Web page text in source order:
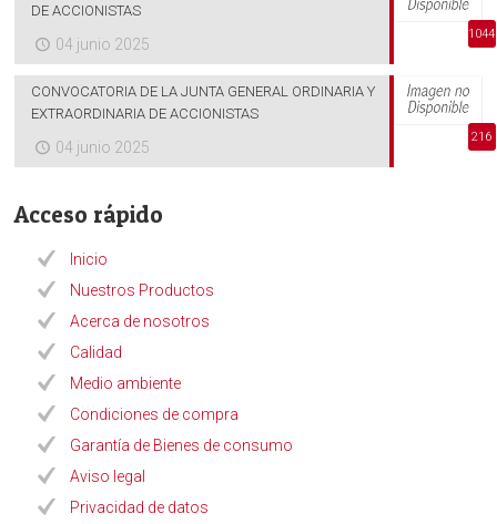
1044
DE ACCIONISTAS
04 junio 2025
216
CONVOCATORIA DE LA JUNTA GENERAL ORDINARIA Y
EXTRAORDINARIA DE ACCIONISTAS
04 junio 2025
Acceso rápido
Inicio
Nuestros Productos
Acerca de nosotros
Calidad
Medio ambiente
Condiciones de compra
Garantía de Bienes de consumo
Aviso legal
Privacidad de datos